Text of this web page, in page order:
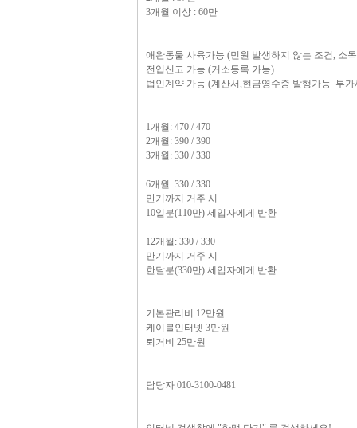
3개월 이상 : 60만
애완동물 사육가능 (민원 발생하지 않는 조건, 소
전입신고 가능 (거소등록 가능)
법인계약 가능 (계산서,현금영수증 발행가능 부가
1개월: 470 / 470
2개월: 390 / 390
3개월: 330 / 330
6개월: 330 / 330
만기까지 거주 시
10일분(110만) 세입자에게 반환
12개월: 330 / 330
만기까지 거주 시
한달분(330만) 세입자에게 반환
기본관리비 12만원
케이블인터넷 3만원
퇴거비 25만원
담당자 010-3100-0481